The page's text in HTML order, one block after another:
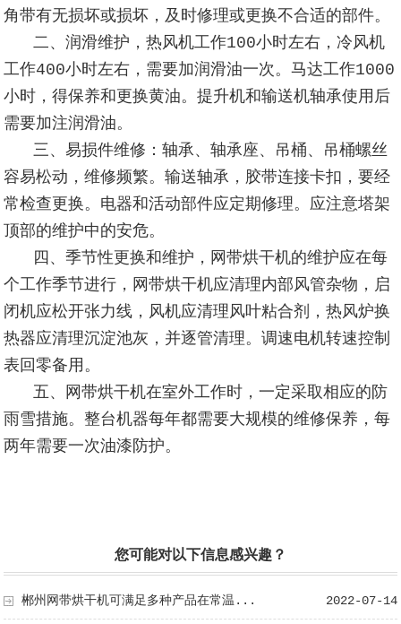
角带有无损坏或损坏，及时修理或更换不合适的部件。
二、润滑维护，热风机工作100小时左右，冷风机
工作400小时左右，需要加润滑油一次。马达工作1000
小时，得保养和更换黄油。提升机和输送机轴承使用后
需要加注润滑油。
三、易损件维修：轴承、轴承座、吊桶、吊桶螺丝
容易松动，维修频繁。输送轴承，胶带连接卡扣，要经
常检查更换。电器和活动部件应定期修理。应注意塔架
顶部的维护中的安危。
四、季节性更换和维护，网带烘干机的维护应在每
个工作季节进行，网带烘干机应清理内部风管杂物，启
闭机应松开张力线，风机应清理风叶粘合剂，热风炉换
热器应清理沉淀池灰，并逐管清理。调速电机转速控制
表回零备用。
五、网带烘干机在室外工作时，一定采取相应的防
雨雪措施。整台机器每年都需要大规模的维修保养，每
两年需要一次油漆防护。
您可能对以下信息感兴趣？
2022-07-14
郴州网带烘干机可满足多种产品在常温...